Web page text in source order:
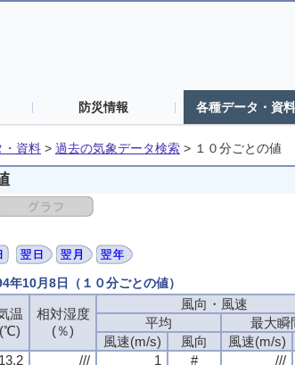
防災情報 各種データ・資料
・資料 > 過去の気象データ検索 > １０分ごとの値
10月8日（１０分ごとの値）
温
(℃)
相対湿度
(％)
風向・風速
平均
最大瞬
風速(m/s)
風向 風速(m/s)
13.2 /// 1 # ///
温
(℃)
相対湿度
(％)
風向・風速
平均
最大瞬
風速(m/s)
風向 風速(m/s)
13.2 /// 1 # ///
温
(℃)
相対湿度
(％)
風向・風速
平均
最大瞬
風速(m/s)
風向 風速(m/s)
13.2 /// 1 # ///
温
(℃)
相対湿度
(％)
風向・風速
平均
最大瞬
風速(m/s)
風向 風速(m/s)
13.2 /// 1 # ///